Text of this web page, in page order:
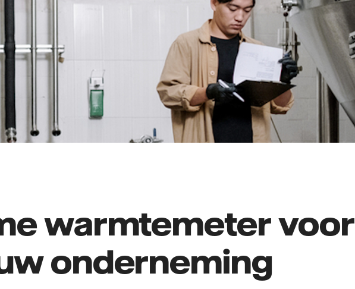
warmtemeter voor
onderneming